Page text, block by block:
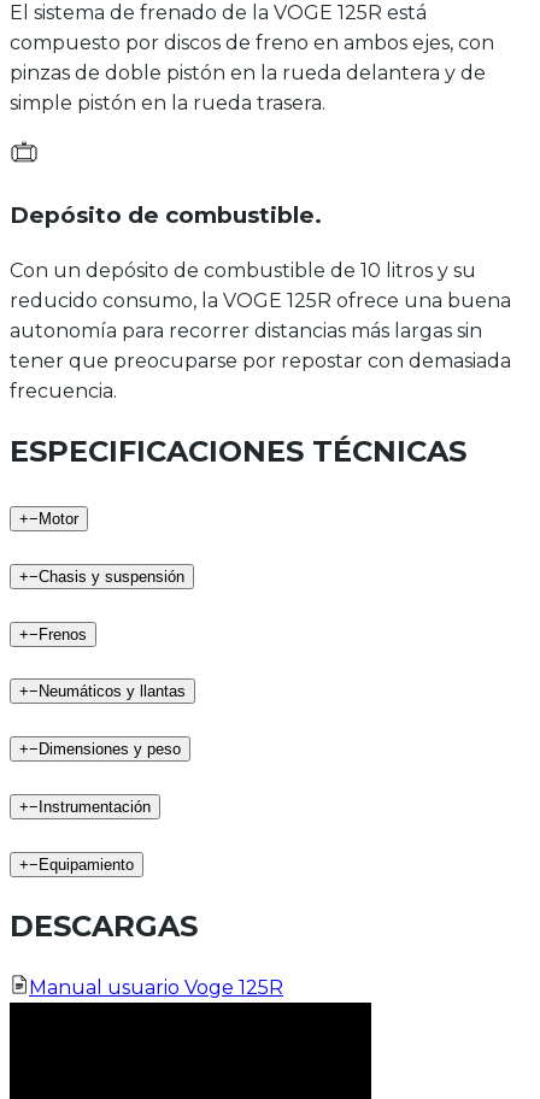
El sistema de frenado de la VOGE 125R está
compuesto por discos de freno en ambos ejes, con
pinzas de doble pistón en la rueda delantera y de
simple pistón en la rueda trasera.
Depósito de combustible.
Con un depósito de combustible de 10 litros y su
reducido consumo, la VOGE 125R ofrece una buena
autonomía para recorrer distancias más largas sin
tener que preocuparse por repostar con demasiada
frecuencia.
ESPECIFICACIONES TÉCNICAS
+− Motor
+−Chasis y suspensión
+− Frenos
+− Neumáticos y llantas
+− Dimensiones y peso
+− Instrumentación
+−Equipamiento
DESCARGAS
Manual usuario Voge 125R